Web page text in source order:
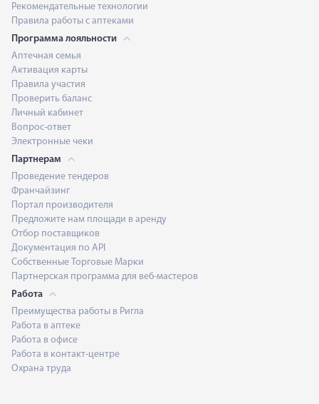
Рекомендательные технологии
Правила работы с аптеками
Программа лояльности
Аптечная семья
Активация карты
Правила участия
Проверить баланс
Личный кабинет
Вопрос-ответ
Электронные чеки
Партнерам
Проведение тендеров
Франчайзинг
Портал производителя
Предложите нам площади в аренду
Отбор поставщиков
Документация по API
Собственные Торговые Марки
Партнерская программа для веб-мастеров
Работа
Преимущества работы в Ригла
Работа в аптеке
Работа в офисе
Работа в контакт-центре
Охрана труда